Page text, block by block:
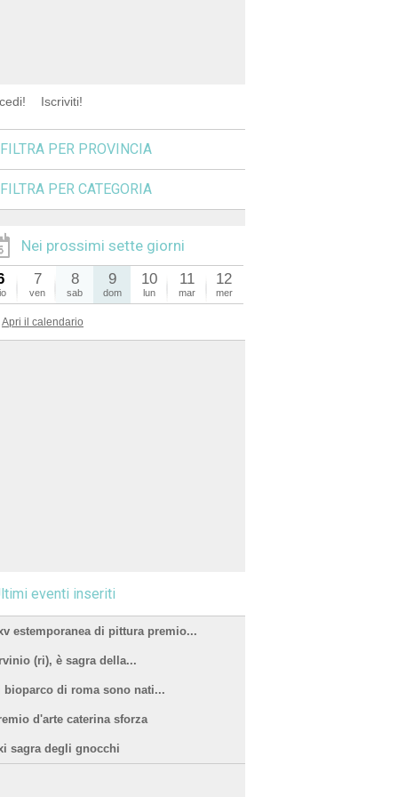
Iscriviti!
FILTRA PER PROVINCIA
FILTRA PER CATEGORIA
Nei prossimi sette giorni
7
ven
8
sab
9
dom
10
lun
11
mar
12
mer
Apri il calendario
eventi inseriti
estemporanea di pittura premio...
(ri), è sagra della...
bioparco di roma sono nati...
d'arte caterina sforza
sagra degli gnocchi